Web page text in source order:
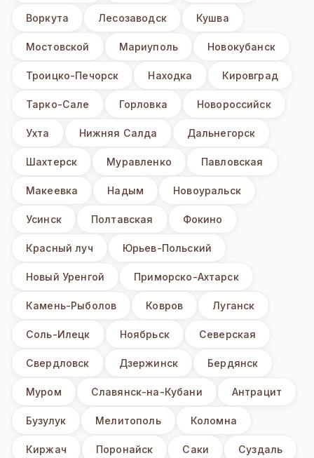
Воркута Лесозаводск Кушва
Мостовской Мариуполь Новокубанск
Троицко-Печорск Находка Кировград
Тарко-Сале Горловка Новороссийск
Ухта Нижняя Салда Дальнегорск
Шахтерск Муравленко Павловская
Макеевка Надым Новоуральск
Усинск Полтавская Фокино
Красный луч Юрьев-Польский
Новый Уренгой Приморско-Ахтарск
Камень-Рыболов Ковров Луганск
Соль-Илецк Ноябрьск Северская
Свердловск Дзержинск Бердянск
Муром Славянск-на-Кубани Антрацит
Бузулук Мелитополь Коломна
Киржач Поронайск Саки Суздаль